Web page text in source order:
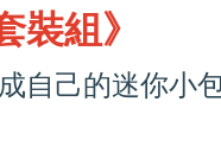
裝組》
自己的迷你小